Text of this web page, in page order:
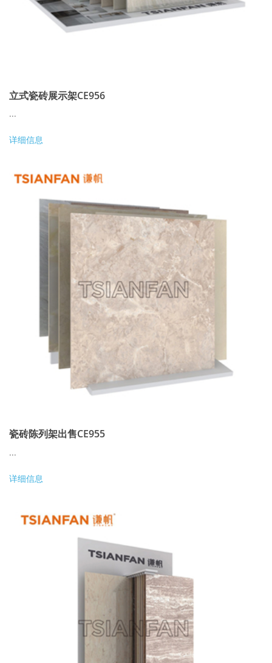
立式瓷砖展示架CE956
...
详细信息
瓷砖陈列架出售CE955
...
详细信息